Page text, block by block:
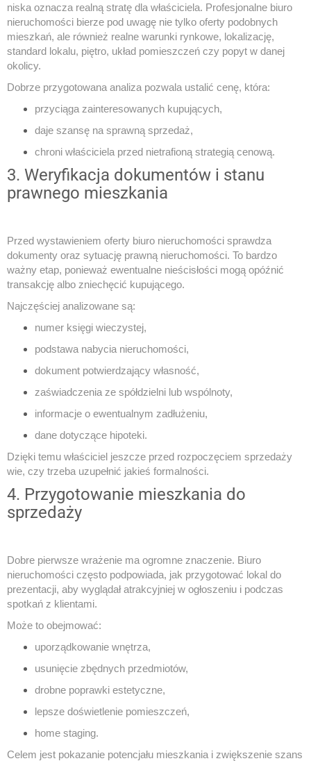
niska oznacza realną stratę dla właściciela. Profesjonalne biuro
nieruchomości bierze pod uwagę nie tylko oferty podobnych
mieszkań, ale również realne warunki rynkowe, lokalizację,
standard lokalu, piętro, układ pomieszczeń czy popyt w danej
okolicy.
Dobrze przygotowana analiza pozwala ustalić cenę, która:
przyciąga zainteresowanych kupujących,
daje szansę na sprawną sprzedaż,
chroni właściciela przed nietrafioną strategią cenową.
3. Weryfikacja dokumentów i stanu
prawnego mieszkania
Przed wystawieniem oferty biuro nieruchomości sprawdza
dokumenty oraz sytuację prawną nieruchomości. To bardzo
ważny etap, ponieważ ewentualne nieścisłości mogą opóźnić
transakcję albo zniechęcić kupującego.
Najczęściej analizowane są:
numer księgi wieczystej,
podstawa nabycia nieruchomości,
dokument potwierdzający własność,
zaświadczenia ze spółdzielni lub wspólnoty,
informacje o ewentualnym zadłużeniu,
dane dotyczące hipoteki.
Dzięki temu właściciel jeszcze przed rozpoczęciem sprzedaży
wie, czy trzeba uzupełnić jakieś formalności.
4. Przygotowanie mieszkania do
sprzedaży
Dobre pierwsze wrażenie ma ogromne znaczenie. Biuro
nieruchomości często podpowiada, jak przygotować lokal do
prezentacji, aby wyglądał atrakcyjniej w ogłoszeniu i podczas
spotkań z klientami.
Może to obejmować:
uporządkowanie wnętrza,
usunięcie zbędnych przedmiotów,
drobne poprawki estetyczne,
lepsze doświetlenie pomieszczeń,
home staging.
Celem jest pokazanie potencjału mieszkania i zwiększenie szans